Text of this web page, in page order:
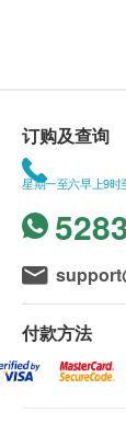
每天空
成分
β-烟醯胺
啉醌二钠
酸镁、二
＊ 本品为
含人造
盐，酵母
享本地
我们将
不排除
风讯号
将会延
所有订
认。 倘
单上的
受该订
订购及查询
星期一至六早上9时
付款方法